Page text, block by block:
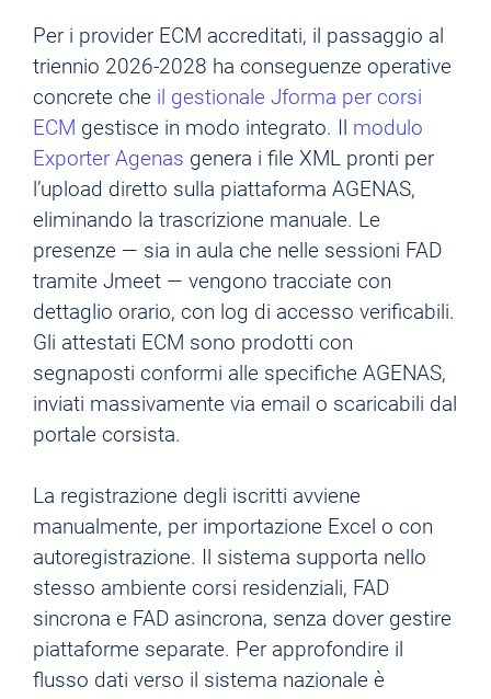
Per i provider ECM accreditati, il passaggio al
triennio 2026-2028 ha conseguenze operative
concrete che il gestionale Jforma per corsi
ECM gestisce in modo integrato. Il modulo
Exporter Agenas genera i file XML pronti per
l’upload diretto sulla piattaforma AGENAS,
eliminando la trascrizione manuale. Le
presenze — sia in aula che nelle sessioni FAD
tramite Jmeet — vengono tracciate con
dettaglio orario, con log di accesso verificabili.
Gli attestati ECM sono prodotti con
segnaposti conformi alle specifiche AGENAS,
inviati massivamente via email o scaricabili dal
portale corsista.
La registrazione degli iscritti avviene
manualmente, per importazione Excel o con
autoregistrazione. Il sistema supporta nello
stesso ambiente corsi residenziali, FAD
sincrona e FAD asincrona, senza dover gestire
piattaforme separate. Per approfondire il
flusso dati verso il sistema nazionale è